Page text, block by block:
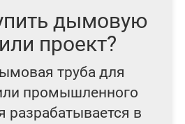
дымовую
проект?
труба для
промышленного
разрабатывается в